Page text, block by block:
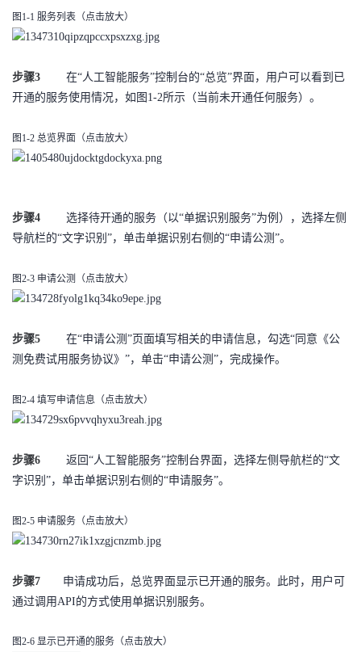
我
博
的
坛
我
圈
子
的
直
我
的
动
我
关
注
的
开
者
学
我
的
我
我
的
我
支
持
的
我
图1-1 服务列表（点击放大）
步骤3
在“人工智能服务”控制台的“总览”界面，用户可以看到已
开通的服务使用情况，如图1-2所示（当前未开通任何服务）。
图1-2 总览界面 （点击放大）
步骤4 选择待开通的服务（以“单据识别服务”为例），选择左侧
导航栏的“文字识别”，单击单据识别右侧的“申请公测”。
图2-3 申请公测 （点击放大）
步骤5
在“申请公测”页面填写相关的申请信息，勾选“同意《公
测免费试用服务协议》”，单击“申请公测”，完成操作。
图2-4 填写申请信息 （点击放大）
步骤6 返回“人工智能服务”控制台界面，选择左侧导航栏的“文
字识别”，单击单据识别右侧的“申请服务”。
图2-5 申请服务 （点击放大）
步骤7 申请成功后，总览界面显示已开通的服务。此时，用户可
通过调用API的方式使用单据识别服务。
图2-6 显示已开通的服务 （点击放大）